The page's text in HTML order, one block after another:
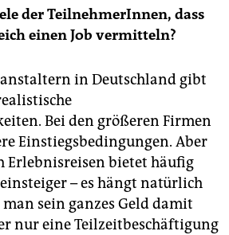
der TeilnehmerInnen, dass
einen Job vermitteln?
in Deutschland gibt
Bei den größeren Firmen
Einstiegsbedingungen. Aber
Erlebnisreisen bietet häufig
– es hängt natürlich
man sein ganzes Geld damit
nur eine Teilzeitbeschäftigung